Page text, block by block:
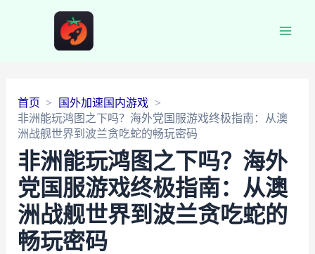
首页
国外加速国内游戏
非洲能玩鸿图之下吗？海外党国服游戏终极指南：从澳
洲战舰世界到波兰贪吃蛇的畅玩密码
非洲能玩鸿图之下吗？海外
党国服游戏终极指南：从澳
洲战舰世界到波兰贪吃蛇的
畅玩密码